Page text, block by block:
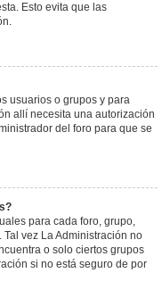
Esto evita que las
usuarios o grupos y para
allí necesita una autorización
del foro para que se
para cada foro, grupo,
vez La Administración no
o solo ciertos grupos
si no está seguro de por